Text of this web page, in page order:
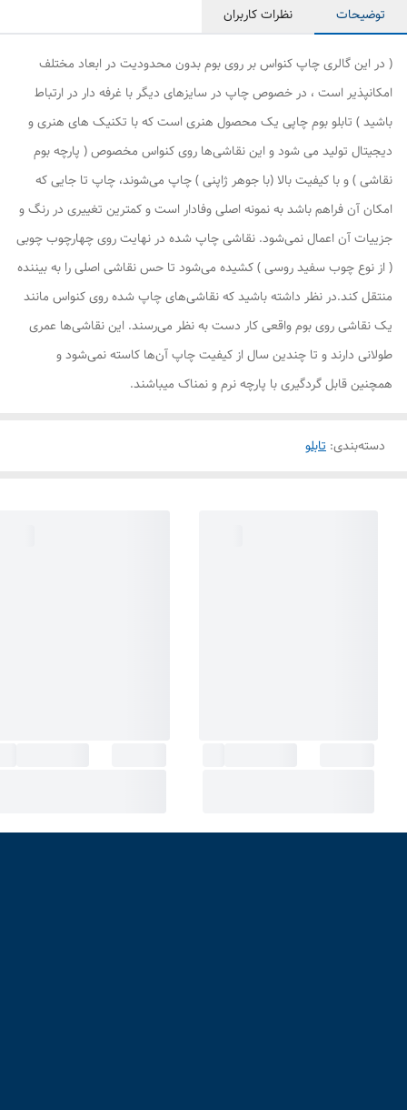
توضیحات نظرات کاربران
( در این گالری چاپ کنواس بر روی بوم بدون محدودیت در ابعاد مختلف
امکانپذیر است ، در خصوص چاپ در سایزهای دیگر با غرفه دار در ارتباط
باشید ) تابلو بوم چاپی یک محصول هنری است که با تکنیک های هنری و
دیجیتال تولید می شود و این نقاشی‌ها روی کنواس مخصوص ( پارچه بوم
نقاشی ) و با کیفیت بالا (با جوهر ژاپنی ) چاپ می‌شوند، چاپ تا جایی که
امکان آن فراهم باشد به نمونه اصلی وفادار است و کمترین تغییری در رنگ و
جزییات آن اعمال نمی‌شود. نقاشی چاپ شده در نهایت روی چهارچوب چوبی
( از نوع چوب سفید روسی ) کشیده می‌شود تا حس نقاشی اصلی را به بیننده
منتقل کند.در نظر داشته باشید که نقاشی‌های چاپ شده روی کنواس مانند
یک نقاشی روی بوم واقعی کار دست به نظر می‌رسند. این نقاشی‌ها عمری
طولانی دارند و تا چندین سال از کیفیت چاپ آن‌ها کاسته نمی‌شود و
همچنین قابل گردگیری با پارچه نرم و نمناک میباشند.
دسته‌بندی: تابلو